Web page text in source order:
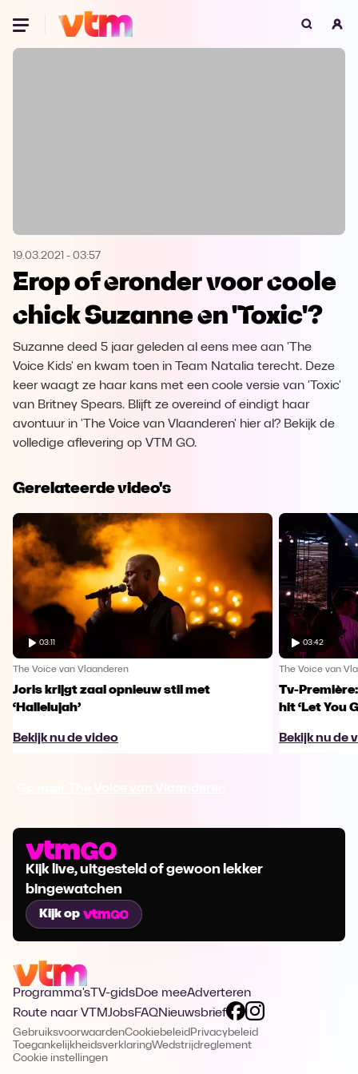
Oeps, browser niet ondersteund
Microsoft Edge Download
Opera Download
19.03.2021 - 03:57
Erop of eronder voor coole
chick Suzanne en 'Toxic'?
Suzanne deed 5 jaar geleden al eens mee aan 'The
Voice Kids' en kwam toen in Team Natalia terecht. Deze
keer waagt ze haar kans met een coole versie van 'Toxic'
van Britney Spears. Blijft ze overeind of eindigt haar
avontuur in 'The Voice van Vlaanderen' hier al? Bekijk de
volledige aflevering op VTM GO.
Gerelateerde video's
03:11
The Voice van Vlaanderen
Joris krijgt zaal opnieuw stil met
‘Hallelujah’
Bekijk nu de video
03:42
The Voice van
Tv-
hit ‘Let You
Bekijk nu de
Kijk live, uitgesteld of gewoon lekker
bingewatchen
Kijk op
Programma's TV-gidsDoe meeAdverteren
Route naar VTMJobsFAQNieuwsbrief
GebruiksvoorwaardenCookiebeleid Privacybeleid
ToegankelijkheidsverklaringWedstrijdreglement
Cookie instellingen